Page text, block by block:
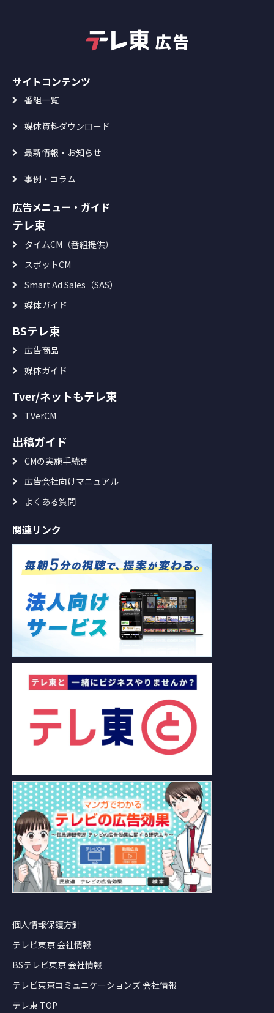
サイトコンテンツ
番組一覧
媒体資料ダウンロード
最新情報・お知らせ
事例・コラム
広告メニュー・ガイド
テレ東
タイムCM（番組提供）
スポットCM
Smart Ad Sales（SAS）
媒体ガイド
BSテレ東
広告商品
媒体ガイド
Tver/ネットもテレ東
TVerCM
出稿ガイド
CMの実施手続き
広告会社向けマニュアル
よくある質問
関連リンク
個人情報保護方針
テレビ東京 会社情報
BSテレビ東京 会社情報
テレビ東京コミュニケーションズ 会社情報
テレ東 TOP